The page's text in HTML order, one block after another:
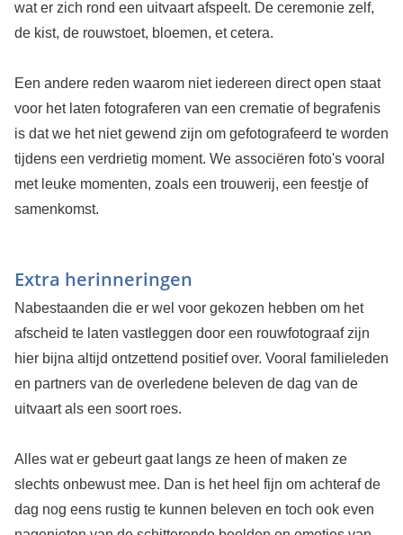
wat er zich rond een uitvaart afspeelt. De ceremonie zelf,
de kist, de rouwstoet, bloemen, et cetera.
Een andere reden waarom niet iedereen direct open staat
voor het laten fotograferen van een crematie of begrafenis
is dat we het niet gewend zijn om gefotografeerd te worden
tijdens een verdrietig moment. We associëren foto's vooral
met leuke momenten, zoals een trouwerij, een feestje of
samenkomst.
Extra herinneringen
Nabestaanden die er wel voor gekozen hebben om het
afscheid te laten vastleggen door een rouwfotograaf zijn
hier bijna altijd ontzettend positief over. Vooral familieleden
en partners van de overledene beleven de dag van de
uitvaart als een soort roes.
Alles wat er gebeurt gaat langs ze heen of maken ze
slechts onbewust mee. Dan is het heel fijn om achteraf de
dag nog eens rustig te kunnen beleven en toch ook even